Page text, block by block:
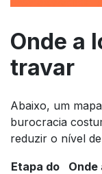
Onde a
travar
Abaixo, um
burocracia
reduzir o nível
Etapa do
Onde